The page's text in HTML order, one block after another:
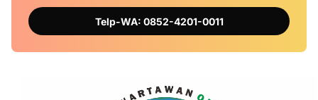
Telp-WA: 0852-4201-0011